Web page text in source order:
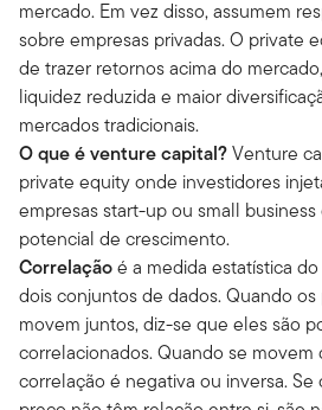
mercado. Em vez disso, assumem
sobre empresas privadas. O private
de trazer retornos acima do
liquidez reduzida e maior
mercados tradicionais.
O que é venture capital?Venture
private equity onde investidores
empresas start-up ou small
potencial de crescimento.
Correlaçãoé a medida estatística
dois conjuntos de dados. Quando
movem juntos, diz-se que eles são
correlacionados. Quando se movem
correlação é negativa ou inversa.